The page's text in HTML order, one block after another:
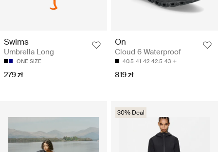
Swims
Umbrella Long
ONE SIZE
279 zł
On
Cloud 6 Waterproof
40.5 41 42 42.5 43
819 zł
30% Deal